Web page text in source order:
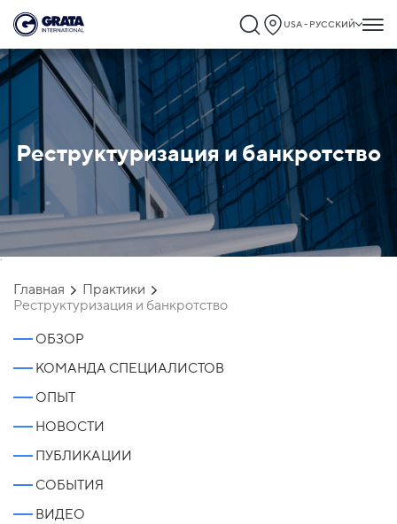
USA - РУССКИЙ
Реструктуризация и банкротство
`
Главная
Практики
Реструктуризация и банкротство
ОБЗОР
КОМАНДА СПЕЦИАЛИСТОВ
ОПЫТ
НОВОСТИ
ПУБЛИКАЦИИ
СОБЫТИЯ
ВИДЕО